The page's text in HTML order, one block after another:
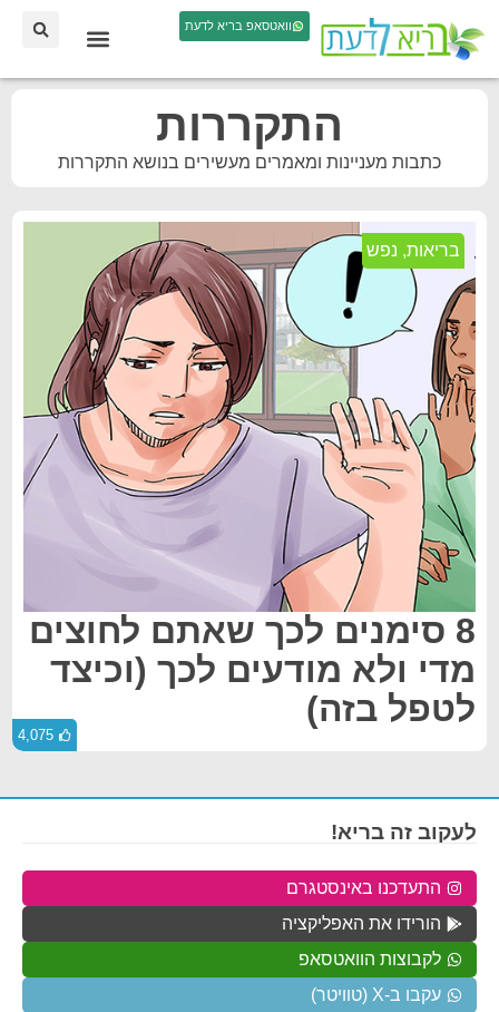
וואטסאפ בריא לדעת
התקררות
כתבות מעניינות ומאמרים מעשירים בנושא התקררות
בריאות, נפש
8 סימנים לכך שאתם לחוצים
מדי ולא מודעים לכך (וכיצד
לטפל בזה)
4,075
לעקוב זה בריא!
התעדכנו באינסטגרם
הורידו את האפליקציה
לקבוצות הוואטסאפ
עקבו ב-X (טוויטר)